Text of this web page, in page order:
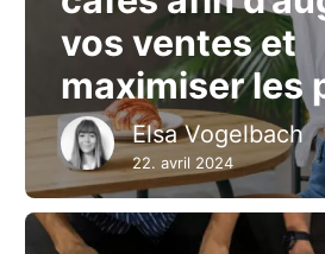
vos ventes et
maximiser les
Elsa Vogelbach
22. avril 2024